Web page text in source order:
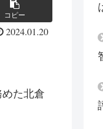
コピー
2024.01.20
た北倉